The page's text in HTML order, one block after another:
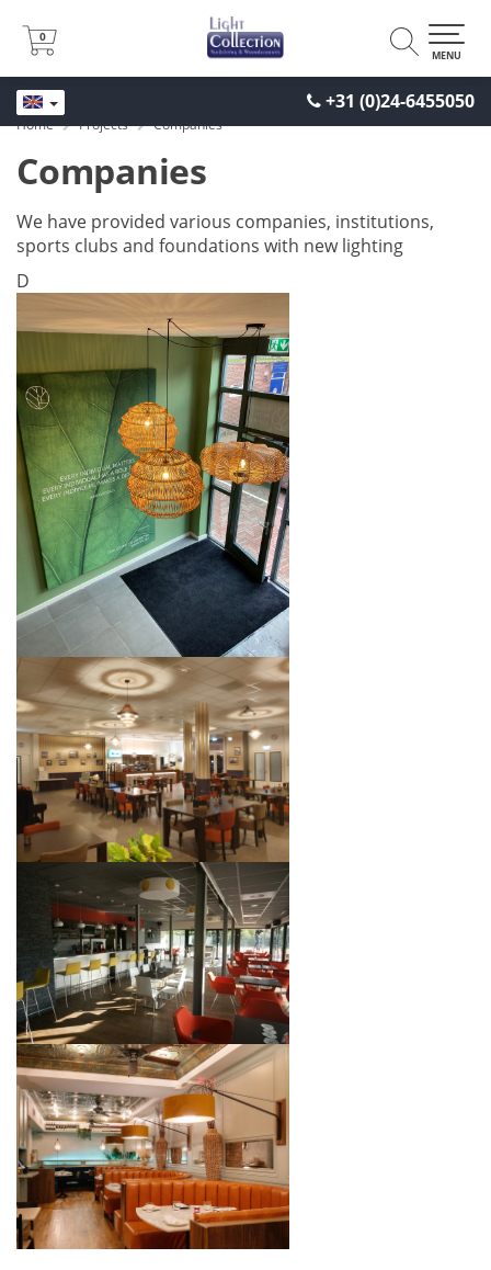
+31 (0)24-6455050
0
0
MENU
Home Projects Companies
Companies
We have provided various companies, institutions,
sports clubs and foundations with new lighting
D